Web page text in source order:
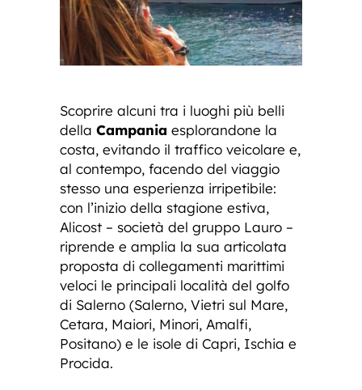
Scoprire alcuni tra i luoghi più belli
della Campania esplorandone la
costa, evitando il traffico veicolare e,
al contempo, facendo del viaggio
stesso una esperienza irripetibile:
con l’inizio della stagione estiva,
Alicost – società del gruppo Lauro –
riprende e amplia la sua articolata
proposta di collegamenti marittimi
veloci le principali località del golfo
di Salerno (Salerno, Vietri sul Mare,
Cetara, Maiori, Minori, Amalfi,
Positano) e le isole di Capri, Ischia e
Procida.